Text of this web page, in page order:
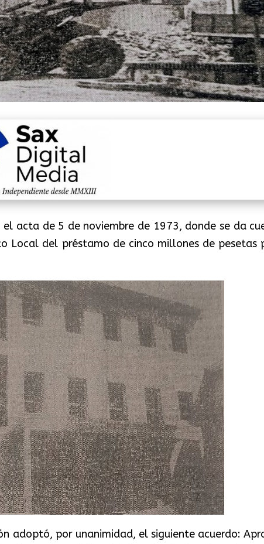
acta de 5 de noviembre de 1973, donde se da
Local del préstamo de cinco millones de pesetas
adoptó, por unanimidad, el siguiente acuerdo: